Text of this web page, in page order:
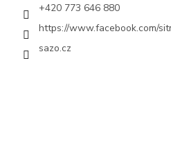
+420 773 646 880
https://www.facebook.com/
sazo.cz